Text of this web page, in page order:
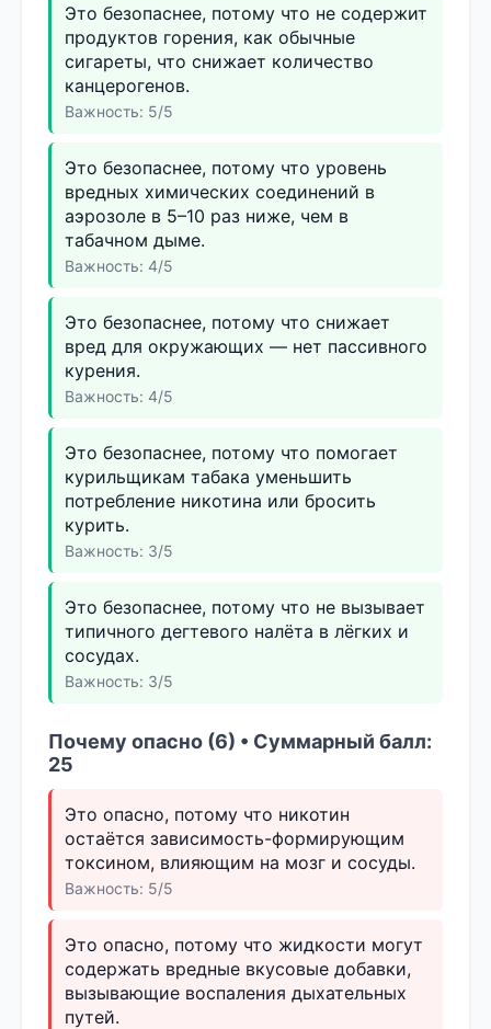
Это безопаснее, потому что не содержит
продуктов горения, как обычные
сигареты, что снижает количество
канцерогенов.
Важность: 5/5
Это безопаснее, потому что уровень
вредных химических соединений в
аэрозоле в 5–10 раз ниже, чем в
табачном дыме.
Важность: 4/5
Это безопаснее, потому что снижает
вред для окружающих — нет пассивного
курения.
Важность: 4/5
Это безопаснее, потому что помогает
курильщикам табака уменьшить
потребление никотина или бросить
курить.
Важность: 3/5
Это безопаснее, потому что не вызывает
типичного дегтевого налёта в лёгких и
сосудах.
Важность: 3/5
Почему опасно (6) • Суммарный балл:
25
Это опасно, потому что никотин
остаётся зависимость-формирующим
токсином, влияющим на мозг и сосуды.
Важность: 5/5
Это опасно, потому что жидкости могут
содержать вредные вкусовые добавки,
вызывающие воспаления дыхательных
путей.